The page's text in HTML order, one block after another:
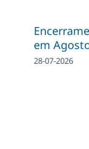
em
28-07-2026